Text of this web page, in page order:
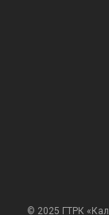
© 2025 ГТРК